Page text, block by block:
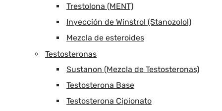
Trestolona (MENT)
Inyección de Winstrol (Stanozolol)
Mezcla de esteroides
Testosteronas
Sustanon (Mezcla de Testosteronas)
Testosterona Base
Testosterona Cipionato